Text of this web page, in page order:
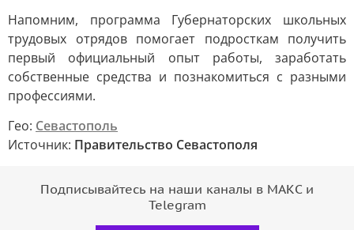
Напомним, программа Губернаторских школьных
трудовых отрядов помогает подросткам получить
первый официальный опыт работы, заработать
собственные средства и познакомиться с разными
профессиями.
Гео: Севастополь
Источник: Правительство Севастополя
Подписывайтесь на наши каналы в МАКС и
Telegram